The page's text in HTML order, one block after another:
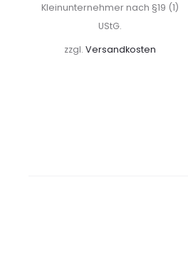
Kleinunternehmer nach §19 (1)
UStG.
zzgl. Versandkosten